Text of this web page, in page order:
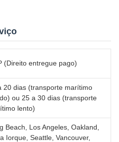
(Direito entregue pago)
20 dias (transporte marítimo
ou 25 a 30 dias (transporte
lento)
Beach, Los Angeles, Oakland,
Iorque, Seattle, Vancouver,